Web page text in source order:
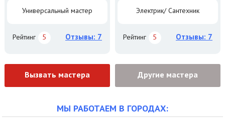
Универсальный мастер
Рейтинг 5 Отзывы: 7
Электрик/ Сантехник
Рейтинг 5 Отзывы: 7
Вызвать мастера Другие мастера
МЫ РАБОТАЕМ В ГОРОДАХ: